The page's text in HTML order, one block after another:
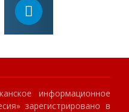
информационное
зарегистрировано в